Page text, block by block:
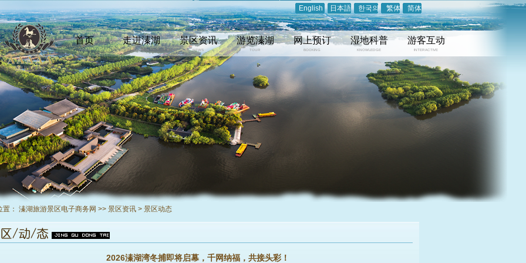
English 日本語 한국의 繁体 简体
首页
INDEX
走进溱湖
COMEIN
景区资讯
NEWS
游览溱湖
TOUR
网上预订
BOOKING
湿地科普
KNOWLEDGE
游客互动
INTERACTIVE
置： 溱湖旅游景区电子商务网 >> 景区资讯 > 景区动态
2026溱湖湾冬捕即将启幕，千网纳福，共接头彩！